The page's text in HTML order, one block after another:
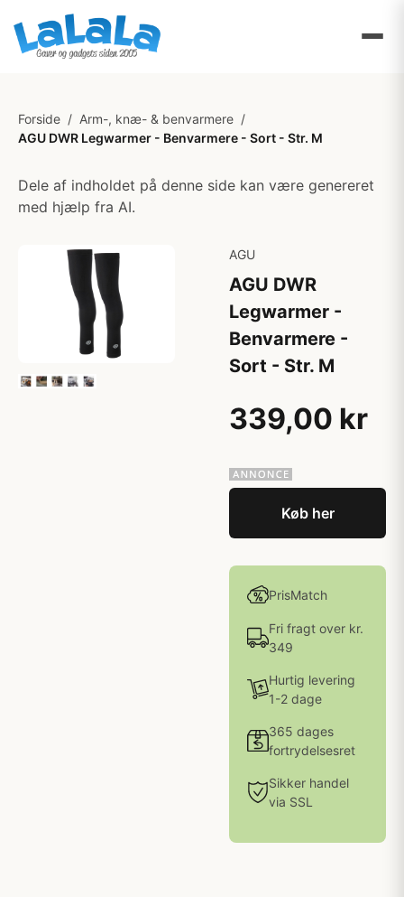
Forside / Arm-, knæ- & benvarmere /
AGU DWR Legwarmer - Benvarmere - Sort - Str. M
Dele af indholdet på denne side kan være genereret
med hjælp fra AI.
AGU
AGU DWR
Legwarmer -
Benvarmere -
Sort - Str. M
339,00 kr
Køb her
PrisMatch
Fri fragt over kr.
349
Hurtig levering
1-2 dage
365 dages
fortrydelsesret
Sikker handel
via SSL